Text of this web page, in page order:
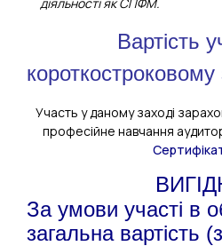
Вартість
короткостроковому
Участь у даному заході
професійне навчання
За умови участі в
загальна вартість